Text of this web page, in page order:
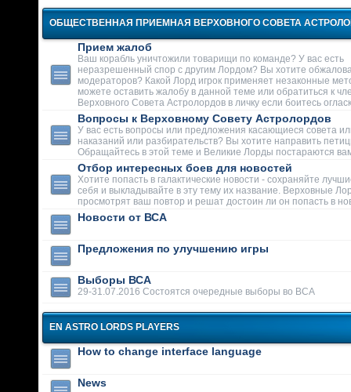
ОБЩЕСТВЕННАЯ ПРИЕМНАЯ ВЕРХОВНОГО СОВЕТА
Прием жалоб
Ваш корабль уничтожили товарищи по команде? У вас есть
неразрешенный спор с другим Лордом? Вы хотите
модераторов? Какой Лорд игрок применяет незаконные
можете оставить жалобу в данной теме или обратиться к
Верховного Совета Астролордов в личку если боитесь
Вопросы к Верховному Совету Астролордов
У вас есть вопросы или предложения касающиеся совета
наказаний или разбирательств? Вы хотите направить
Обращайтесь в этой теме и Великие Лорды постараются
Отбор интересных боев для новостей
Хотите попасть в галактические новости - сохраняйте
себя и выкладывайте в эту тему их название. Верховные
просмотрят ваш повтор и решат достоин ли он попасть в
Новости от ВСА
Предложения по улучшению игры
Выборы ВСА
29-31.07.2016 Состоятся очередные выборы во ВСА
EN ASTRO LORDS PLAYERS
How to change interface language
News